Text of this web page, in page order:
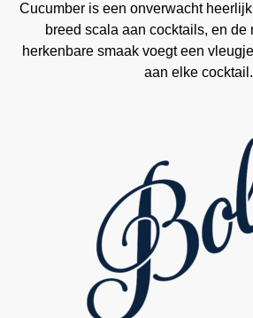
Cucumber is een onverwacht
breed scala aan cocktails, en de
herkenbare smaak voegt een
aan elke cocktail.